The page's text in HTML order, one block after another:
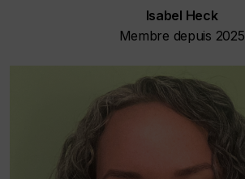
Isabel Heck
Membre depuis 2025